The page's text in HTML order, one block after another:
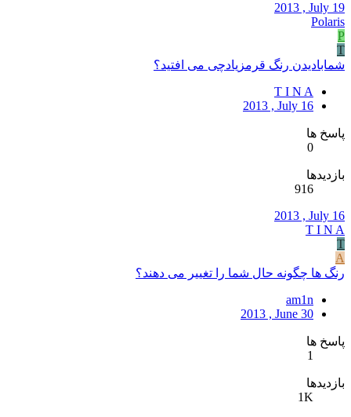
2013 , July 19
Polaris
P
T
شمابادیدن رنگ قرمزیادچی می افتید؟
T I N A
2013 , July 16
پاسخ ها
0
بازدیدها
916
2013 , July 16
T I N A
T
A
رنگ ها چگونه حال شما را تغییر می دهند؟
am1n
2013 , June 30
پاسخ ها
1
بازدیدها
1K